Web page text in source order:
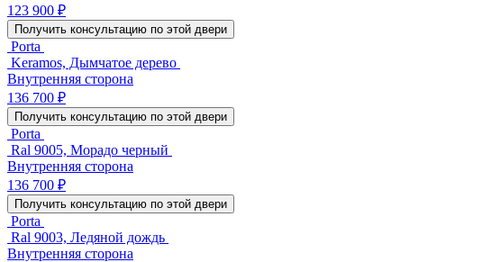
123 900 ₽
Получить консультацию по этой двери
Porta
Keramos, Дымчатое дерево
Внутренняя сторона
136 700 ₽
Получить консультацию по этой двери
Porta
Ral 9005, Морадо черный
Внутренняя сторона
136 700 ₽
Получить консультацию по этой двери
Porta
Ral 9003, Ледяной дождь
Внутренняя сторона